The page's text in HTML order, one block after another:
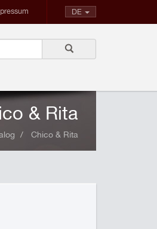
DE
& Rita
Chico & Rita